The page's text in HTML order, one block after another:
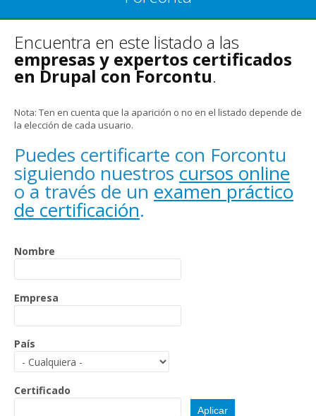
Encuentra en este listado a las
empresas y expertos certificados
en Drupal con Forcontu.
Nota: Ten en cuenta que la aparición o no en el listado depende de
la elección de cada usuario.
Puedes certificarte con Forcontu
siguiendo nuestros cursos online
o a través de un examen práctico
de certificación.
Nombre
Empresa
País
Certificado